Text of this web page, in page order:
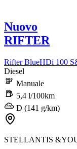
Nuovo
RIFTER
Rifter BlueHDi 100
Diesel
Manuale
5,4 l/100km
D (141 g/km)
STELLANTIS